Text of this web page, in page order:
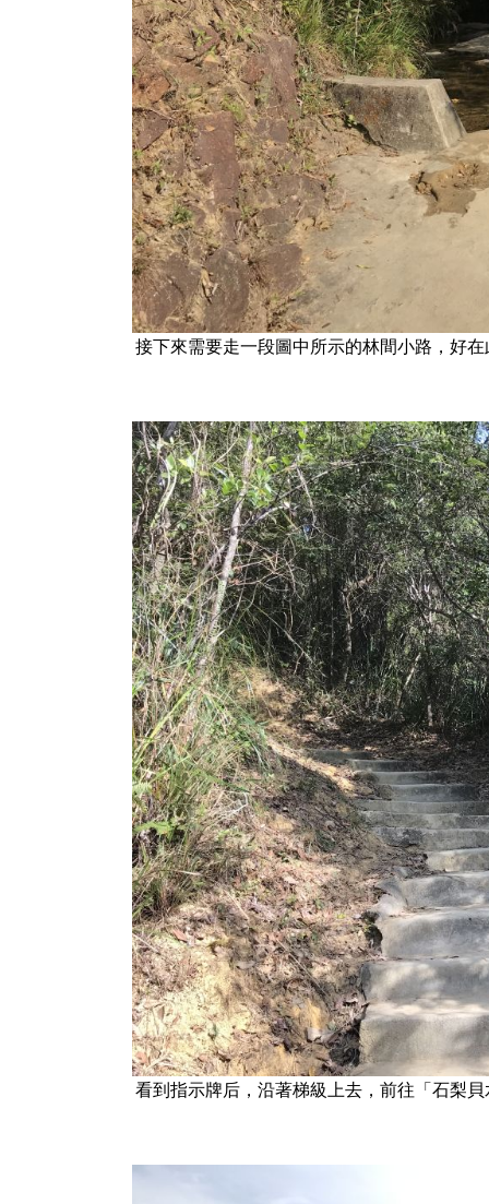
接下來需要走一段圖中所示的林間小路，好
看到指示牌后，沿著梯級上去，前往「石梨貝